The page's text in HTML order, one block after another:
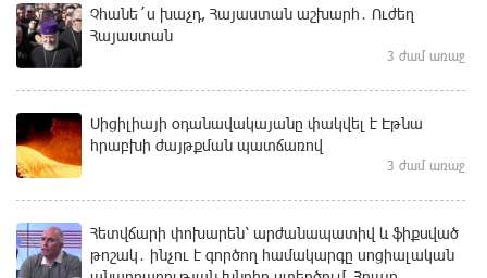
Չհանե´ս խաչդ, Հայաստան աշխարհ․ Ուժեղ
Հայաստան
3 ժամ առաջ
Սիցիլիայի օդանավակայանը փակվել է Էթնա
հրաբխի ժայթքման պատճառով
3 ժամ առաջ
Հետվճարի փոխարեն՝ արժանապատիվ և ֆիքսված
թոշակ․ ինչու է գործող համակարգը սոցիալական